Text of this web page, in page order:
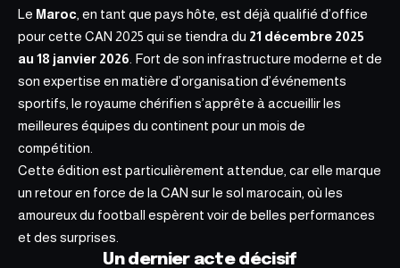
Le Maroc , en tant que pays hôte, est déjà qualifié d’office
pour cette CAN 2025 qui se tiendra du 21 décembre 2025
au 18 janvier 2026 . Fort de son infrastructure moderne et de
son expertise en matière d’organisation d’événements
sportifs, le royaume chérifien s’apprête à accueillir les
meilleures équipes du continent pour un mois de
compétition.
Cette édition est particulièrement attendue, car elle marque
un retour en force de la CAN sur le sol marocain, où les
amoureux du football espèrent voir de belles performances
et des surprises.
Un dernier acte décisif